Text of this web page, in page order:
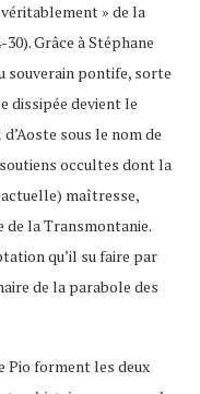
» de la
Grâce à Stéphane
souverain pontife, sorte
dissipée devient le
sous le nom de
occultes dont la
maîtresse,
de la Transmontanie.
qu’il su faire par
de la parabole des
Pio forment les deux